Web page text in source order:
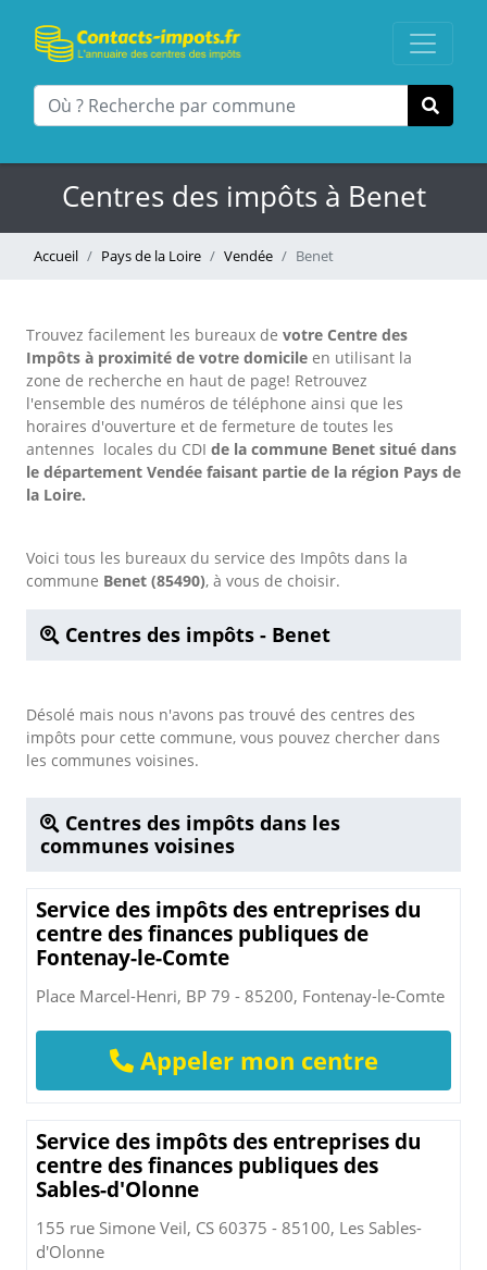
Centres des impôts à Benet
Accueil Pays de la Loire Vendée Benet
Trouvez facilement les bureaux de votre Centre des
Impôts à proximité de votre domicile en utilisant la
zone de recherche en haut de page! Retrouvez
l'ensemble des numéros de téléphone ainsi que les
horaires d'ouverture et de fermeture de toutes les
antennes locales du CDI de la commune Benet situé dans
le département Vendée faisant partie de la région Pays de
la Loire.
Voici tous les bureaux du service des Impôts dans la
commune Benet (85490), à vous de choisir.
Centres des impôts - Benet
Désolé mais nous n'avons pas trouvé des centres des
impôts pour cette commune, vous pouvez chercher dans
les communes voisines.
Centres des impôts dans les
communes voisines
Service des impôts des entreprises du
centre des finances publiques de
Fontenay-le-Comte
Place Marcel-Henri, BP 79 - 85200, Fontenay-le-Comte
Appeler mon centre
Service des impôts des entreprises du
centre des finances publiques des
Sables-d'Olonne
155 rue Simone Veil, CS 60375 - 85100, Les Sables-
d'Olonne